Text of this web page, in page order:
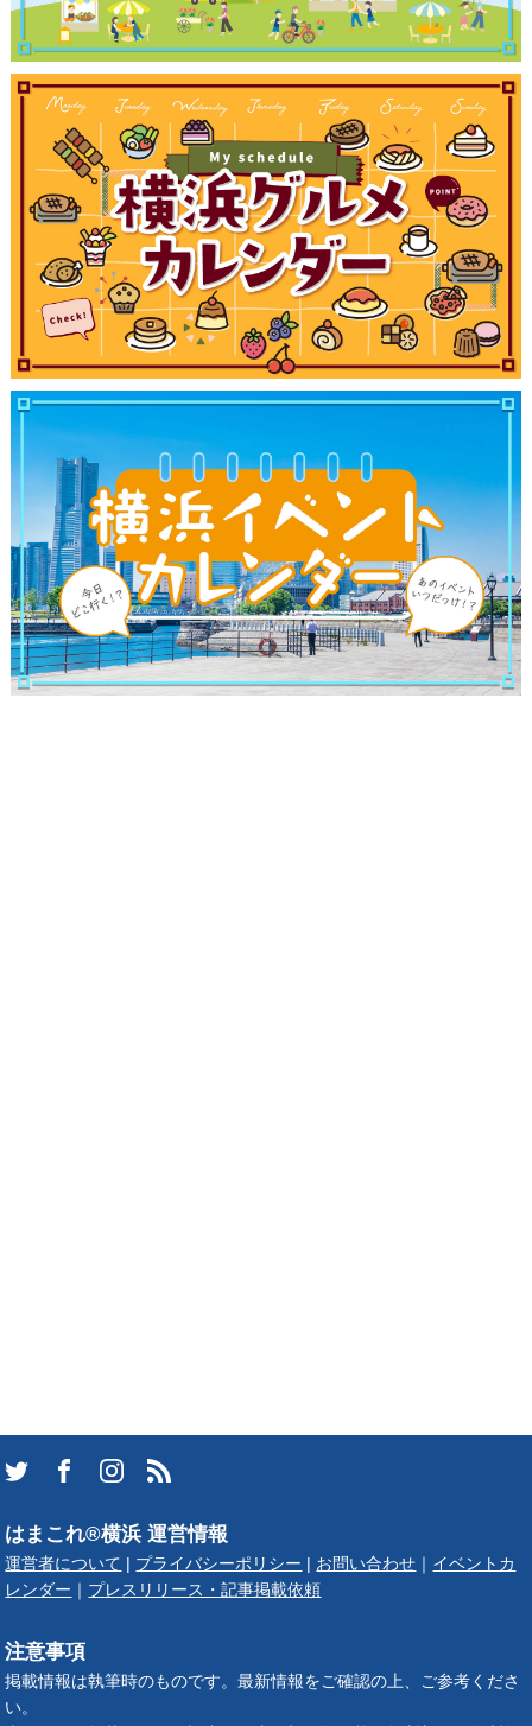
はまこれ®横浜 運営情報
運営者について | プライバシーポリシー | お問い合わせ ｜ イベントカ
レンダー ｜ プレスリリース・記事掲載依頼
注意事項
掲載情報は執筆時のものです。最新情報をご確認の上、ご参考くださ
い。